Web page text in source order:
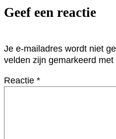
Geef een reactie
Je e-mailadres wordt niet
velden zijn gemarkeerd met
Reactie *